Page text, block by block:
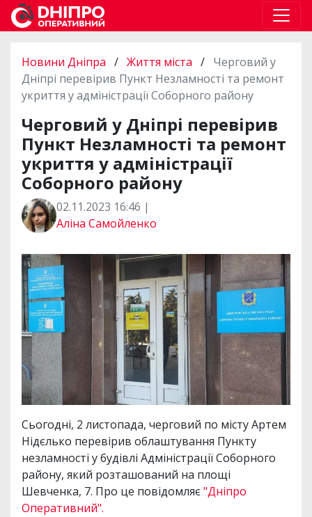
Новини Дніпра / Життя міста / Черговий у
Дніпрі перевірив Пункт Незламності та ремонт
укриття у адміністрації Соборного району
Черговий у Дніпрі перевірив
Пункт Незламності та ремонт
укриття у адміністрації
Соборного району
02.11.2023 16:46 |
Аліна Самойленко
Сьогодні, 2 листопада, черговий по місту Артем
Нідєлько перевірив облаштування Пункту
незламності у будівлі Адміністрації Соборного
району, який розташований на площі
Шевченка, 7. Про це повідомляє"Дніпро
Оперативний".